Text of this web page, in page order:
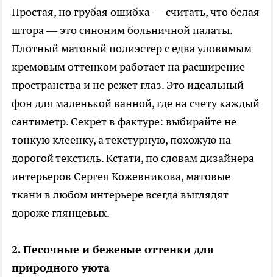
Простая, но грубая ошибка — считать, что белая
штора — это синоним больничной палаты.
Плотный матовый полиэстер с едва уловимым
кремовым оттенком работает на расширение
пространства и не режет глаз. Это идеальный
фон для маленькой ванной, где на счету каждый
сантиметр. Секрет в фактуре: выбирайте не
тонкую клеенку, а текстурную, похожую на
дорогой текстиль. Кстати, по словам дизайнера
интерьеров Сергея Кожевникова, матовые
ткани в любом интерьере всегда выглядят
дороже глянцевых.
2. Песочные и бежевые оттенки для
природного уюта